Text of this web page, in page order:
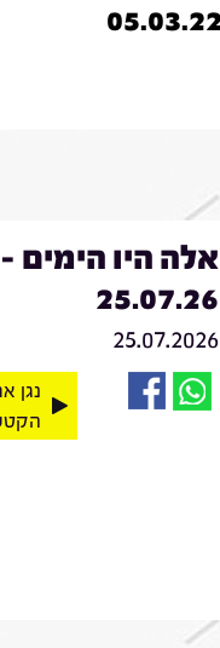
אלה היו הימים -
25.07.26
25.07.2026
נגן